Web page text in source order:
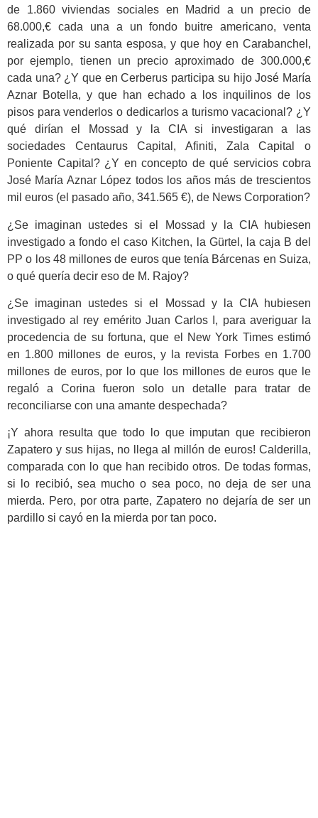
de 1.860 viviendas sociales en Madrid a un precio de
68.000,€ cada una a un fondo buitre americano, venta
realizada por su santa esposa, y que hoy en Carabanchel,
por ejemplo, tienen un precio aproximado de 300.000,€
cada una? ¿Y que en Cerberus participa su hijo José María
Aznar Botella, y que han echado a los inquilinos de los
pisos para venderlos o dedicarlos a turismo vacacional? ¿Y
qué dirían el Mossad y la CIA si investigaran a las
sociedades Centaurus Capital, Afiniti, Zala Capital o
Poniente Capital? ¿Y en concepto de qué servicios cobra
José María Aznar López todos los años más de trescientos
mil euros (el pasado año, 341.565 €), de News Corporation?
¿Se imaginan ustedes si el Mossad y la CIA hubiesen
investigado a fondo el caso Kitchen, la Gürtel, la caja B del
PP o los 48 millones de euros que tenía Bárcenas en Suiza,
o qué quería decir eso de M. Rajoy?
¿Se imaginan ustedes si el Mossad y la CIA hubiesen
investigado al rey emérito Juan Carlos I, para averiguar la
procedencia de su fortuna, que el New York Times estimó
en 1.800 millones de euros, y la revista Forbes en 1.700
millones de euros, por lo que los millones de euros que le
regaló a Corina fueron solo un detalle para tratar de
reconciliarse con una amante despechada?
¡Y ahora resulta que todo lo que imputan que recibieron
Zapatero y sus hijas, no llega al millón de euros! Calderilla,
comparada con lo que han recibido otros. De todas formas,
si lo recibió, sea mucho o sea poco, no deja de ser una
mierda. Pero, por otra parte, Zapatero no dejaría de ser un
pardillo si cayó en la mierda por tan poco.